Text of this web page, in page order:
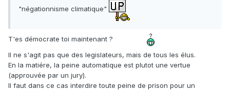
"négationnisme climatique"
T'es démocrate toi maintenant ?
Il ne s'agit pas que des legislateurs, mais de tous les élus.
En la matiére, la peine automatique est plutot une vertue
(approuvée par un jury).
Il faut dans ce cas interdire toute peine de prison pour un